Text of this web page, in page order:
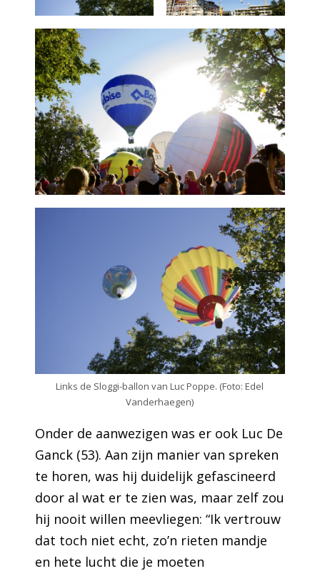
Links de Sloggi-ballon van Luc Poppe. (Foto: Edel
Vanderhaegen)
Onder de aanwezigen was er ook Luc De
Ganck (53). Aan zijn manier van spreken
te horen, was hij duidelijk gefascineerd
door al wat er te zien was, maar zelf zou
hij nooit willen meevliegen: “Ik vertrouw
dat toch niet echt, zo’n rieten mandje
en hete lucht die je moeten